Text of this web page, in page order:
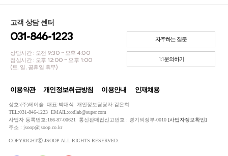
고객 상담 센터
031-846-1223
상담시간 : 오전 9:30 ~ 오후 4:00
점심시간 : 오후 12:00 ~ 오후 1:00
(토, 일, 공휴일 휴무)
자주하는 질문
1:1문의하기
이용약관 개인정보취급방침 이용안내 인재채용
상호:(주)제이숲 대표:박대식 개인정보담당자:김은희
TEL:031-846-1223 EMAIL:codlab@super.com
사업자 등록번호:166-87-00621 통신판매업신고번호 : 경기의정부-0010 [사업자정보확인]
주소 : jsoop@jsoop.co.kr
COPYRIGHTⓒ JSOOP ALL RIGHTS RESERVED.